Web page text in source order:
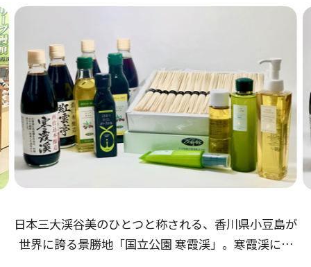
日本三大渓谷美のひとつと称される、香川県小豆島が
世界に誇る景勝地「国立公園 寒霞渓」。寒霞渓には